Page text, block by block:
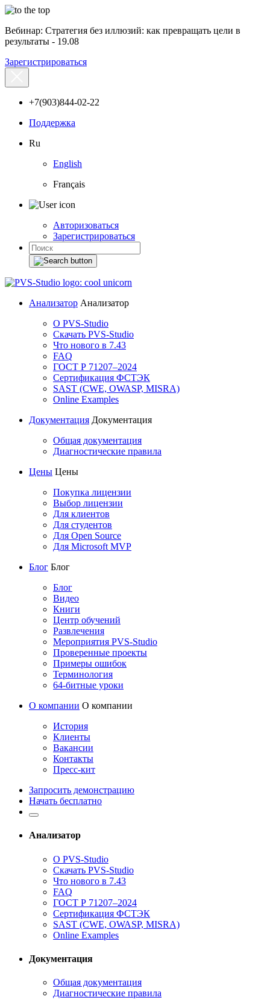
Вебинар: Стратегия без иллюзий: как превращать цели в
результаты - 19.08
Зарегистрироваться
+7(903)844-02-22
Поддержка
Ru
English
Français
Авторизоваться
Зарегистрироваться
Анализатор Анализатор
О PVS-Studio
Скачать PVS-Studio
Что нового в 7.43
FAQ
ГОСТ Р 71207–2024
Сертификация ФСТЭК
SAST (CWE, OWASP, MISRA)
Online Examples
Документация Документация
Общая документация
Диагностические правила
Цены Цены
Покупка лицензии
Выбор лицензии
Для клиентов
Для студентов
Для Open Source
Для Microsoft MVP
Блог Блог
Блог
Видео
Книги
Центр обучений
Развлечения
Мероприятия PVS-Studio
Проверенные проекты
Примеры ошибок
Терминология
64-битные уроки
О компании О компании
История
Клиенты
Вакансии
Контакты
Пресс-кит
Запросить демонстрацию
Начать бесплатно
Анализатор
О PVS-Studio
Скачать PVS-Studio
Что нового в 7.43
FAQ
ГОСТ Р 71207–2024
Сертификация ФСТЭК
SAST (CWE, OWASP, MISRA)
Online Examples
Документация
Общая документация
Диагностические правила